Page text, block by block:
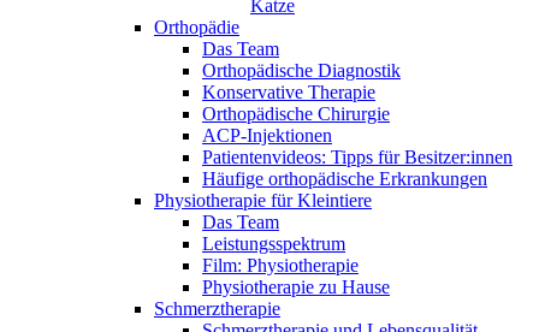
Katze
Orthopädie
Das Team
Orthopädische Diagnostik
Konservative Therapie
Orthopädische Chirurgie
ACP-Injektionen
Patientenvideos: Tipps für Besitzer:innen
Häufige orthopädische Erkrankungen
Physiotherapie für Kleintiere
Das Team
Leistungsspektrum
Film: Physiotherapie
Physiotherapie zu Hause
Schmerztherapie